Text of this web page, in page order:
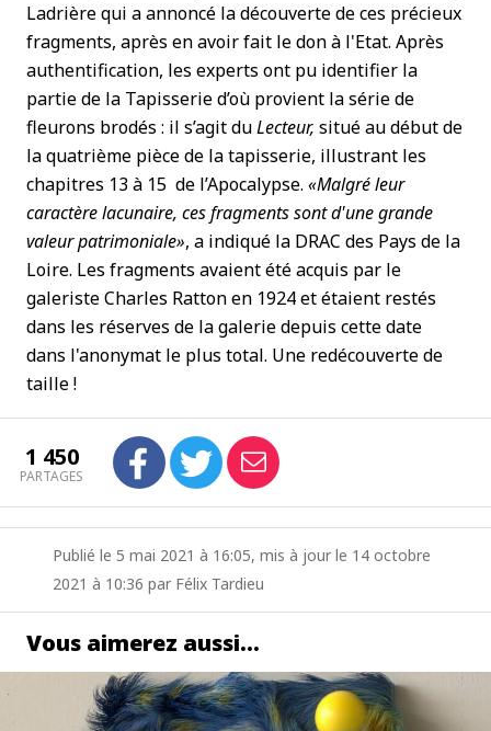
Ladrière qui a annoncé la découverte de ces précieux
fragments, après en avoir fait le don à l'Etat. Après
authentification, les experts ont pu identifier la
partie de la Tapisserie d’où provient la série de
fleurons brodés : il s’agit duLecteur, situé au début de
la quatrième pièce de la tapisserie, illustrant les
chapitres 13 à 15 de l’Apocalypse. «Malgré leur
caractère lacunaire, ces fragments sont d'une grande
valeur patrimoniale», a indiqué la DRAC des Pays de la
Loire. Les fragments avaient été acquis par le
galeriste Charles Ratton en 1924 et étaient restés
dans les réserves de la galerie depuis cette date
dans l'anonymat le plus total. Une redécouverte de
taille !
1 450
PARTAGES
Publié le 5 mai 2021 à 16:05, mis à jour le 14 octobre
2021 à 10:36 par Félix Tardieu
Vous aimerez aussi…